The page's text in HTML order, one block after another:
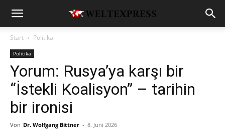
Start Politika
Politika
Yorum: Rusya’ya karşı bir
“İstekli Koalisyon” – tarihin
bir ironisi
Von Dr. Wolfgang Bittner - 8. Juni 2026